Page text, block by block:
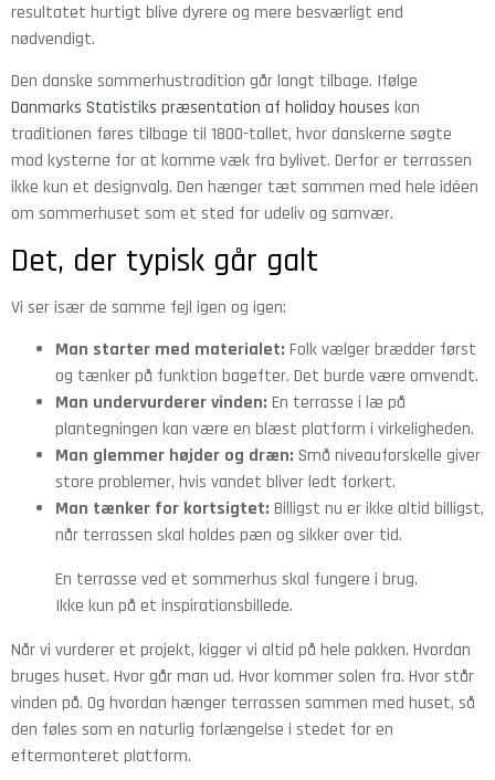
resultatet hurtigt blive dyrere og mere besværligt end
nødvendigt.
Den danske sommerhustradition går langt tilbage. Ifølge
Danmarks Statistiks præsentation af holiday houses kan
traditionen føres tilbage til 1800-tallet, hvor danskerne søgte
mod kysterne for at komme væk fra bylivet. Derfor er terrassen
ikke kun et designvalg. Den hænger tæt sammen med hele idéen
om sommerhuset som et sted for udeliv og samvær.
Det, der typisk går galt
Vi ser især de samme fejl igen og igen:
Man starter med materialet: Folk vælger brædder først
og tænker på funktion bagefter. Det burde være omvendt.
Man undervurderer vinden: En terrasse i læ på
plantegningen kan være en blæst platform i virkeligheden.
Man glemmer højder og dræn: Små niveauforskelle giver
store problemer, hvis vandet bliver ledt forkert.
Man tænker for kortsigtet: Billigst nu er ikke altid billigst,
når terrassen skal holdes pæn og sikker over tid.
En terrasse ved et sommerhus skal fungere i brug.
Ikke kun på et inspirationsbillede.
Når vi vurderer et projekt, kigger vi altid på hele pakken. Hvordan
bruges huset. Hvor går man ud. Hvor kommer solen fra. Hvor står
vinden på. Og hvordan hænger terrassen sammen med huset, så
den føles som en naturlig forlængelse i stedet for en
eftermonteret platform.